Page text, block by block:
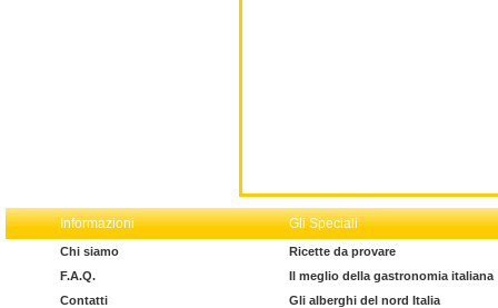
Informazioni Gli Speciali
Chi siamo
F.A.Q.
Contatti
Ricette da provare
Il meglio della gastronomia italiana
Gli alberghi del nord Italia